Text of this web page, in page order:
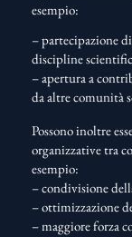
esempio:
– partecipazione
discipline
– apertura a
da altre comunità
​Possono inoltre
organizzative tra
esempio:
– condivisione
– ottimizzazione
– maggiore forza